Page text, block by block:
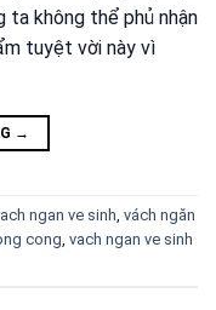
ta không thể phủ nhận
tuyệt vời này vì
→
ngan ve sinh vách ngăn
cong vach ngan ve sinh